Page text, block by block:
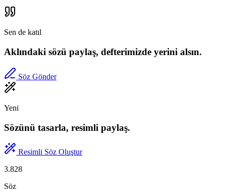
Sen de katıl
Aklındaki sözü paylaş, defterimizde yerini alsın.
Söz Gönder
Yeni
Sözünü tasarla, resimli paylaş.
Resimli Söz Oluştur
3.828
Söz